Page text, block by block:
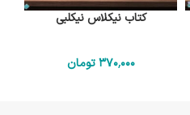
کتاب نیکلاس نیکلبی
370٬000 تومان